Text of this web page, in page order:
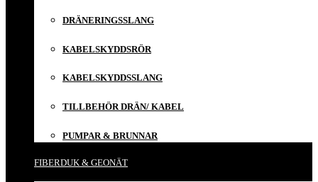
DRÄNERINGSSLANG
KABELSKYDDSRÖR
KABELSKYDDSSLANG
TILLBEHÖR DRÄN/ KABEL
PUMPAR & BRUNNAR
FIBERDUK & GEONÄT